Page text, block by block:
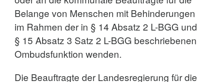
Belange von Menschen mit Behinderungen
im Rahmen der in § 14 Absatz 2 L-BGG und
§ 15 Absatz 3 Satz 2 L-BGG beschriebenen
Ombudsfunktion wenden.
Die Beauftragte der Landesregierung für die